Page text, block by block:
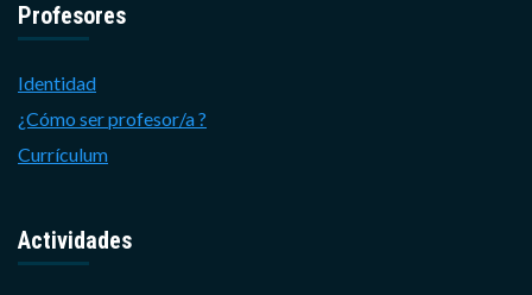
Profesores
Identidad
¿Cómo ser profesor/a ?
Currículum
Actividades